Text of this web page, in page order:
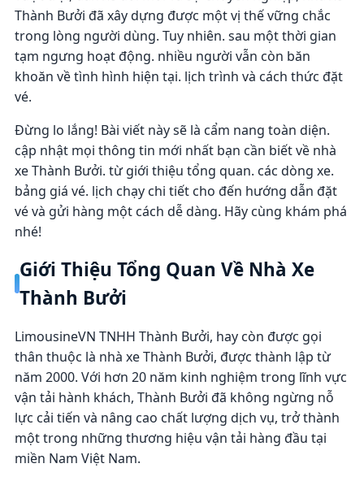
Thành Bưởi đã xây dựng được một vị thế vững chắc
trong lòng người dùng. Tuy nhiên. sau một thời gian
tạm ngưng hoạt động. nhiều người vẫn còn băn
khoăn về tình hình hiện tại. lịch trình và cách thức đặt
vé.
Đừng lo lắng! Bài viết này sẽ là cẩm nang toàn diện.
cập nhật mọi thông tin mới nhất bạn cần biết về nhà
xe Thành Bưởi. từ giới thiệu tổng quan. các dòng xe.
bảng giá vé. lịch chạy chi tiết cho đến hướng dẫn đặt
vé và gửi hàng một cách dễ dàng. Hãy cùng khám phá
nhé!
Giới Thiệu Tổng Quan Về Nhà Xe
Thành Bưởi
LimousineVN TNHH Thành Bưởi, hay còn được gọi
thân thuộc là nhà xe Thành Bưởi, được thành lập từ
năm 2000. Với hơn 20 năm kinh nghiệm trong lĩnh vực
vận tải hành khách, Thành Bưởi đã không ngừng nỗ
lực cải tiến và nâng cao chất lượng dịch vụ, trở thành
một trong những thương hiệu vận tải hàng đầu tại
miền Nam Việt Nam.